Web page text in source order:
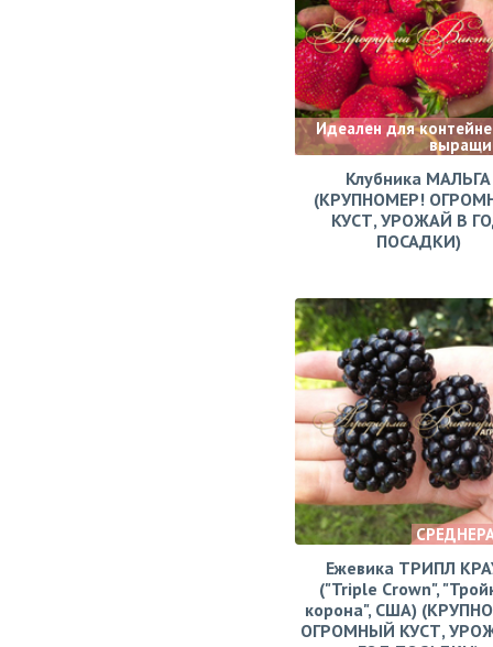
Идеален для
Клубника МАЛЬГА
(КРУПНОМЕР!
КУСТ, УРОЖАЙ В
ПОСАДКИ)
Ежевика ТРИПЛ
("Triple Crown",
корона", США)
ОГРОМНЫЙ КУСТ,